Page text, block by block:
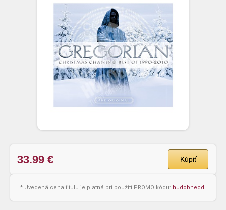
33.99 € Kúpiť
* Uvedená cena titulu je platná pri použití PROMO kódu: hudobnecd